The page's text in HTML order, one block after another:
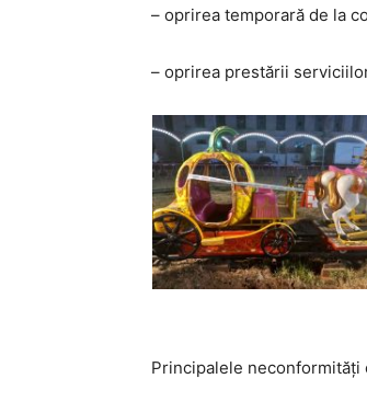
– oprirea temporară de la
– oprirea prestării
Principalele neconformități